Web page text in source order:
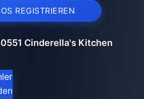
REGISTRIEREN
Cinderella's Kitchen